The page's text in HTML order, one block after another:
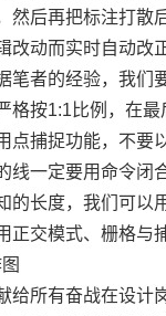
然后再把标注打散
改动而实时自动改
笔者的经验，我们
格按1:1 比例，在最
捕捉功能，不要
线一定要用命令闭
长度，我们可以
交模式、栅格与
给所有奋战在设计